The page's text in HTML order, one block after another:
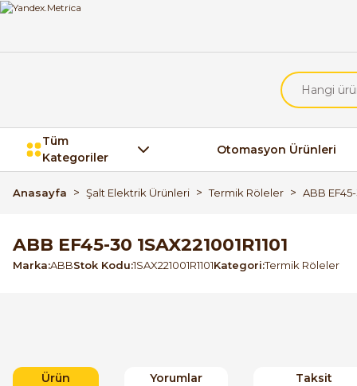
Tüm
Kategoriler
Otomasyon Ürünleri
Anasayfa Şalt Elektrik Ürünleri Termik Röleler ABB EF45-
ABB EF45-30 1SAX221001R1101
Marka ABBStok Kodu 1SAX221001R1101Kategori Termik Röleler
Ürün
Yorumlar
Taksit